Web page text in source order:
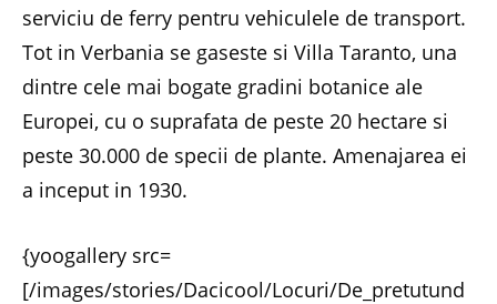
serviciu de ferry pentru vehiculele de transport.
Tot in Verbania se gaseste si Villa Taranto, una
dintre cele mai bogate gradini botanice ale
Europei, cu o suprafata de peste 20 hectare si
peste 30.000 de specii de plante. Amenajarea ei
a inceput in 1930.
{yoogallery src=
[/images/stories/Dacicool/Locuri/De_pretutund